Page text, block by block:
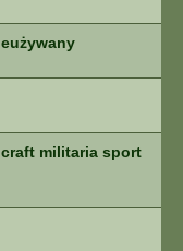
militaria sport